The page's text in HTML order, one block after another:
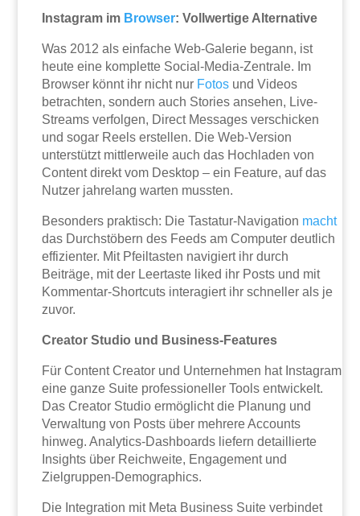
Instagram im Browser: Vollwertige Alternative
Was 2012 als einfache Web-Galerie begann, ist
heute eine komplette Social-Media-Zentrale. Im
Browser könnt ihr nicht nur Fotos und Videos
betrachten, sondern auch Stories ansehen, Live-
Streams verfolgen, Direct Messages verschicken
und sogar Reels erstellen. Die Web-Version
unterstützt mittlerweile auch das Hochladen von
Content direkt vom Desktop – ein Feature, auf das
Nutzer jahrelang warten mussten.
Besonders praktisch: Die Tastatur-Navigation macht
das Durchstöbern des Feeds am Computer deutlich
effizienter. Mit Pfeiltasten navigiert ihr durch
Beiträge, mit der Leertaste liked ihr Posts und mit
Kommentar-Shortcuts interagiert ihr schneller als je
zuvor.
Creator Studio und Business-Features
Für Content Creator und Unternehmen hat Instagram
eine ganze Suite professioneller Tools entwickelt.
Das Creator Studio ermöglicht die Planung und
Verwaltung von Posts über mehrere Accounts
hinweg. Analytics-Dashboards liefern detaillierte
Insights über Reichweite, Engagement und
Zielgruppen-Demographics.
Die Integration mit Meta Business Suite verbindet